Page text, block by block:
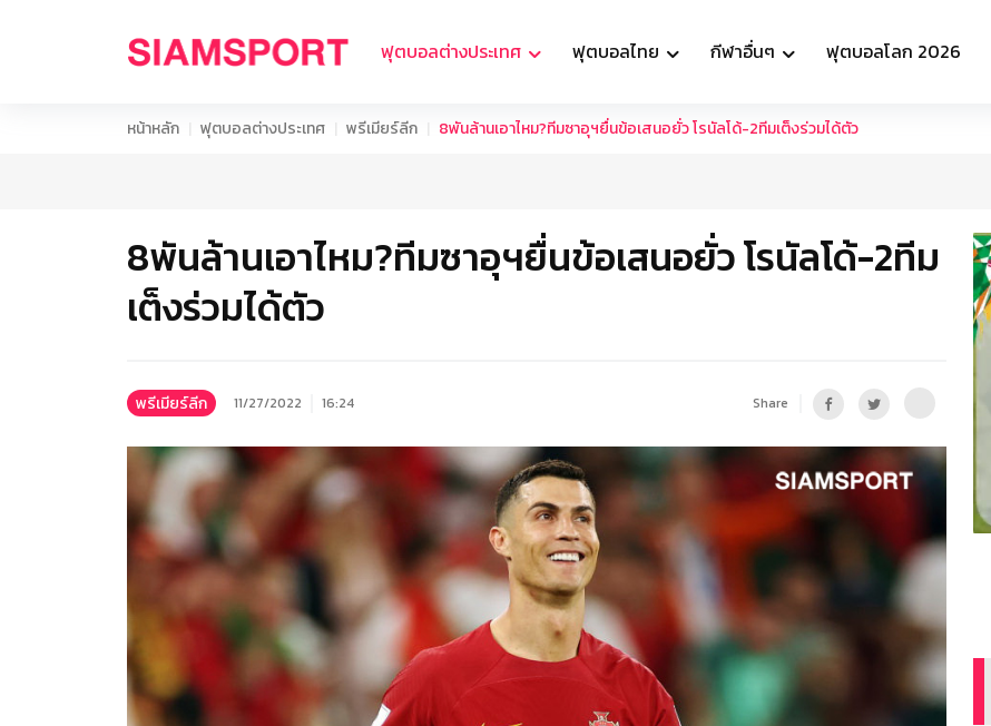
ฟุตบอลต่างประเทศ ฟุตบอลไทย กีฬาอื่นๆ ฟุตบอลโลก 2026
หน้าหลัก ฟุตบอลต่างประเทศ พรีเมียร์ลีก 8พันล้านเอาไหม?ทีมซาอุฯยื่นข้อเสนอยั่ว โรนัลโด้-2ทีมเต็งร่วมได้ตัว
8พันล้านเอาไหม?ทีมซาอุฯยื่นข้อเสนอยั่ว โรนัลโด้-2ทีม
เต็งร่วมได้ตัว
พรีเมียร์ลีก 11/27/2022 16:24 Share